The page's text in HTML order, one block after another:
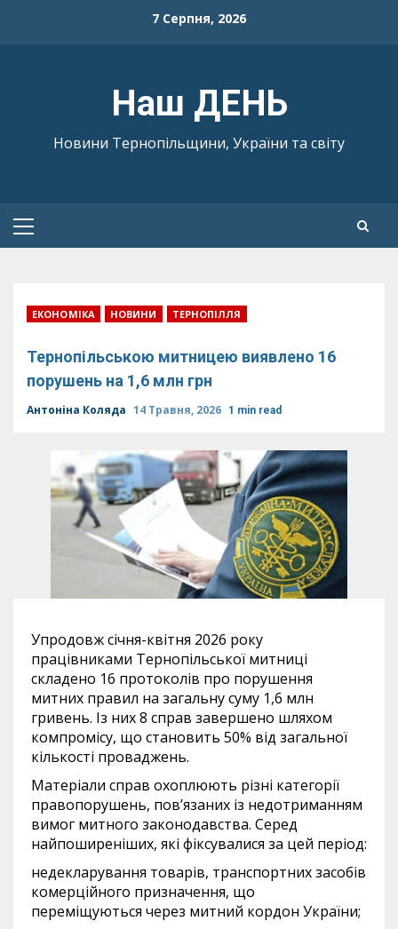
7 Серпня, 2026
Наш ДЕНЬ
Новини Тернопільщини, України та світу
Primary
ЕКОНОМІКА НОВИНИ ТЕРНОПІЛЛЯ
Тернопільською митницею виявлено 16
порушень на 1,6 млн грн
Антоніна Коляда 14 Травня, 2026 1 min read
Упродовж січня-квітня 2026 року
працівниками Тернопільської митниці
складено 16 протоколів про порушення
митних правил на загальну суму 1,6 млн
гривень. Із них 8 справ завершено шляхом
компромісу, що становить 50% від загальної
кількості проваджень.
Матеріали справ охоплюють різні категорії
правопорушень, пов’язаних із недотриманням
вимог митного законодавства. Серед
найпоширеніших, які фіксувалися за цей період:
недекларування товарів, транспортних засобів
комерційного призначення, що
переміщуються через митний кордон України;